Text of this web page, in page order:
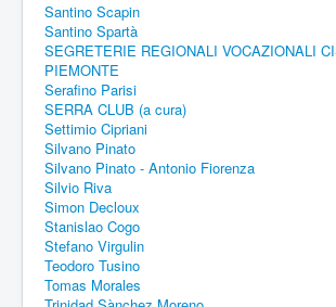
Santino Scapin
Santino Spartà
SEGRETERIE REGIONALI VOCAZIONALI
PIEMONTE
Serafino Parisi
SERRA CLUB (a cura)
Settimio Cipriani
Silvano Pinato
Silvano Pinato - Antonio Fiorenza
Silvio Riva
Simon Decloux
Stanislao Cogo
Stefano Virgulin
Teodoro Tusino
Tomas Morales